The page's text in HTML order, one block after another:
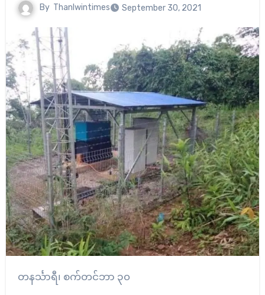
By Thanlwintimes September 30, 2021
တနင်္သာရီ၊ စက်တင်ဘာ ၃၀